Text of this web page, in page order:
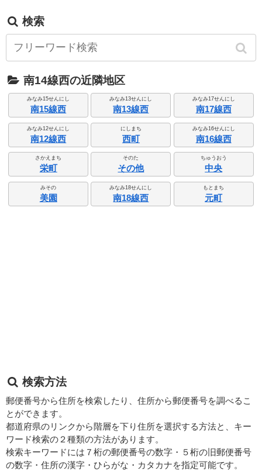
検索
南14線西の近隣地区
みなみ15せんにし
南15線西
みなみ13せんにし
南13線西
みなみ17せんにし
南17線西
みなみ12せんにし
南12線西
にしまち
西町
みなみ16せんにし
南16線西
さかえまち
栄町
そのた
その他
ちゅうおう
中央
みその
美園
みなみ18せんにし
南18線西
もとまち
元町
検索方法
郵便番号から住所を検索したり、住所から郵便番号を調べるこ
とができます。
都道府県のリンクから階層を下り住所を選択する方法と、キー
ワード検索の２種類の方法があります。
検索キーワードには７桁の郵便番号の数字・５桁の旧郵便番号
の数字・住所の漢字・ひらがな・カタカナを指定可能です。